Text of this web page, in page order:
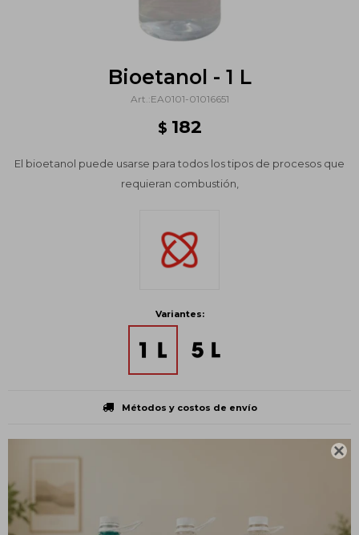

Bioetanol - 1 L
EA0101-01016651
$ 182
El bioetanol puede usarse para todos los tipos de procesos que
requieran combustión,
Variantes:
Métodos y costos de envío
Presentación
Líquido